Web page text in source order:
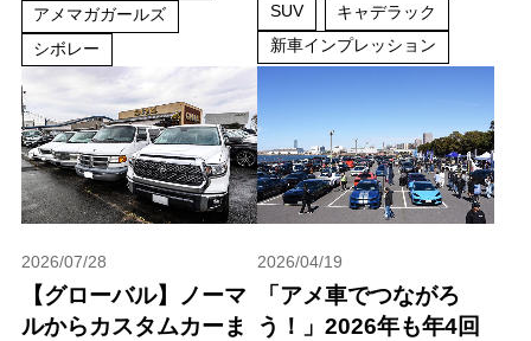
アメマガガールズ
シボレー
SUV
キャデラック
新車インプレッション
2026/07/28
【グローバル】ノーマ
ルからカスタムカーま
2026/04/19
「アメ車でつながろ
う！」2026年も年4回